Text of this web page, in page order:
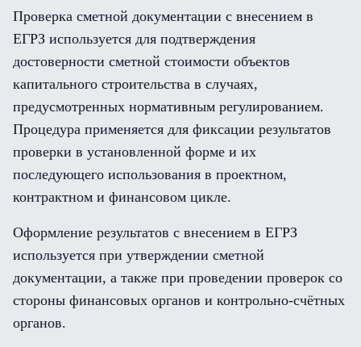
Проверка сметной документации с внесением в
ЕГРЗ используется для подтверждения
достоверности сметной стоимости объектов
капитального строительства в случаях,
предусмотренных нормативным регулированием.
Процедура применяется для фиксации результатов
проверки в установленной форме и их
последующего использования в проектном,
контрактном и финансовом цикле.
Оформление результатов с внесением в ЕГРЗ
используется при утверждении сметной
документации, а также при проведении проверок со
стороны финансовых органов и контрольно-счётных
органов.